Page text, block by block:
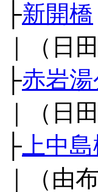
├新開橋
｜（
├赤岩
｜（日
├ 上中
｜（